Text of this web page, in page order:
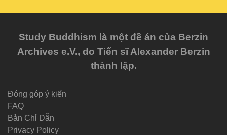
Study Buddhism là một đề án của Berzin
Archives e.V., do Tiến sĩ Alexander Berzin
thành lập.
Đóng góp ý kiến
FAQ
Bản Chỉ Dẫn
Privacy Policy